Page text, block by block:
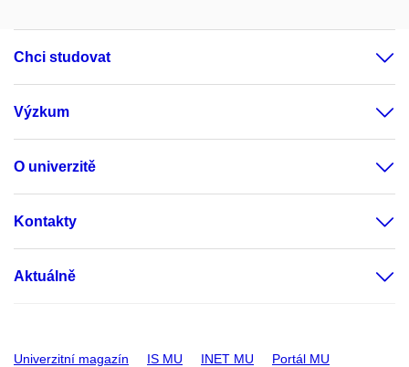
Chci studovat
Výzkum
O univerzitě
Kontakty
Aktuálně
Univerzitní magazín IS MU INET MU Portál MU